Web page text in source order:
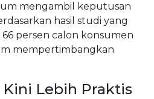
mengambil keputusan
hasil studi yang
persen calon konsumen
mempertimbangkan
Lebih Praktis